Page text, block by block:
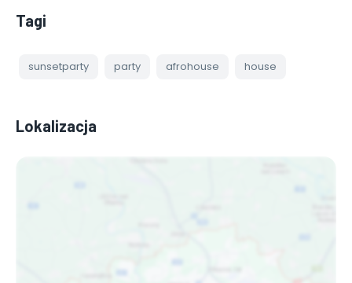
Tagi
sunsetparty party afrohouse house
Lokalizacja